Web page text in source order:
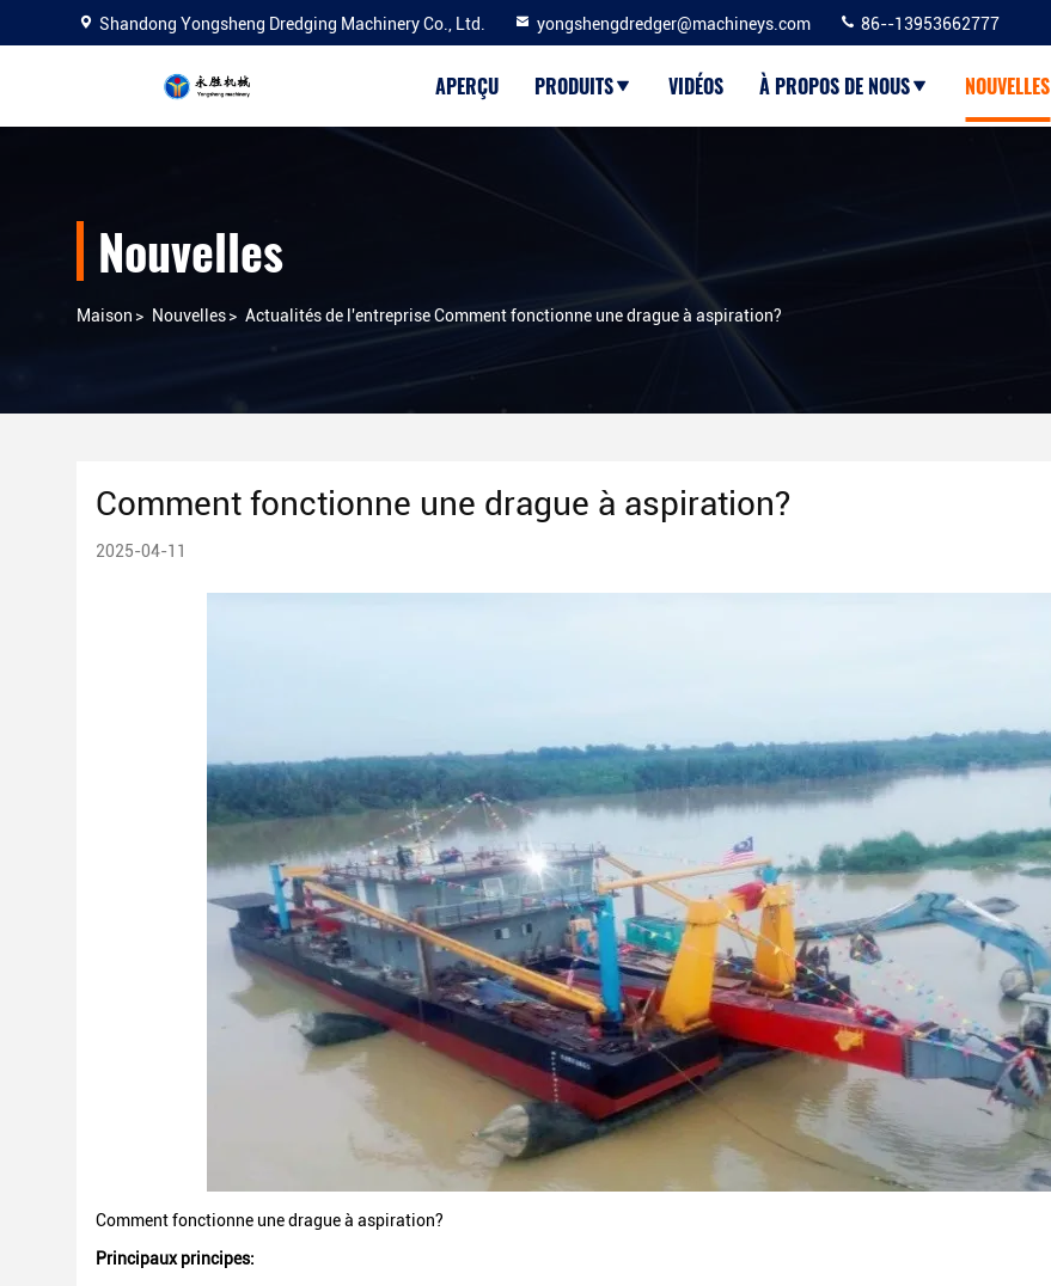
Shandong Yongsheng Dredging Machinery Co., Ltd. yongshengdredger@machineys.com 86--13953662777
APERÇU PRODUITS VIDÉOS À PROPOS DE NOUS NOUVELLES
Nouvelles
Maison > Nouvelles> Actualités de l'entreprise Comment fonctionne une drague à aspiration?
Comment fonctionne une drague à aspiration?
2025-04-11
Comment fonctionne une drague à aspiration?
Principaux principes: